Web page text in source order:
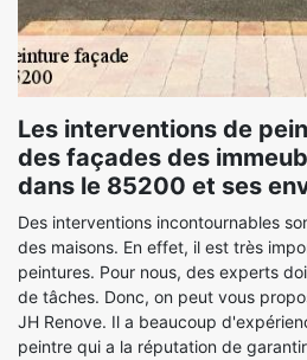
Les interventions de
des façades des
dans le 85200 et ses
Des interventions incontournables
des maisons. En effet, il est très
peintures. Pour nous, des experts
de tâches. Donc, on peut vous
JH Renove. Il a beaucoup
peintre qui a la réputation de